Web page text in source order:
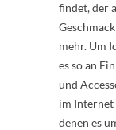
findet, der
mehr. Um
es so an
und
im Internet
denen es